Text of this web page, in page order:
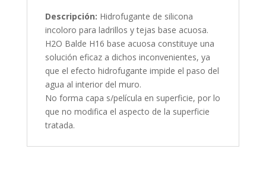
Descripción: Hidrofugante de silicona
incoloro para ladrillos y tejas base acuosa.
H2O Balde H16 base acuosa constituye una
solución eficaz a dichos inconvenientes, ya
que el efecto hidrofugante impide el paso del
agua al interior del muro.
No forma capa s/película en superficie, por lo
que no modifica el aspecto de la superficie
tratada.